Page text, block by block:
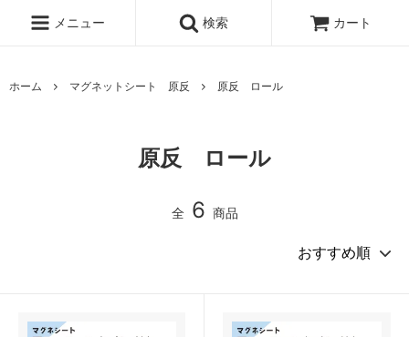
メニュー 検索 カート
ホーム マグネットシート 原反 原反 ロール
原反 ロール
全 6 商品